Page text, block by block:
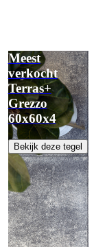
Meest
verkocht
Terras+
Grezzo
60x60x4
Bekijk deze tegel